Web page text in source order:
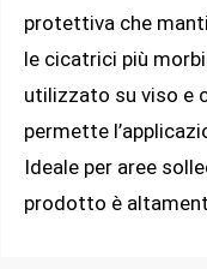
protettiva che
le cicatrici più
utilizzato su viso e
permette
Ideale per aree
prodotto è